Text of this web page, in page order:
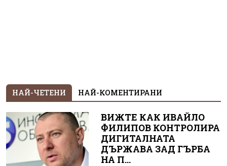
НАЙ-ЧЕТЕНИ НАЙ-КОМЕНТИРАНИ
ВИЖТЕ КАК ИВАЙЛО
ФИЛИПОВ КОНТРОЛИРА
ДИГИТАЛНАТА
ДЪРЖАВА ЗАД ГЪРБА
НА П...